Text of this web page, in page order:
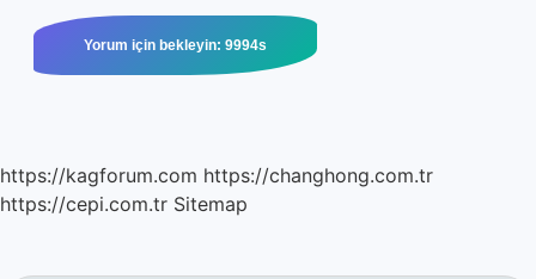
https://kagforum.com https://changhong.com.tr
https://cepi.com.tr Sitemap